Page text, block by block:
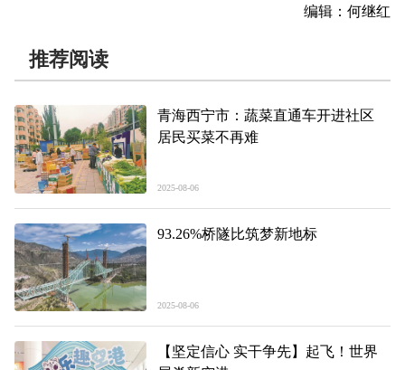
编辑：何继红
推荐阅读
青海西宁市：蔬菜直通车开进社区
居民买菜不再难
2025-08-06
93.26%桥隧比筑梦新地标
2025-08-06
【坚定信心 实干争先】起飞！世界